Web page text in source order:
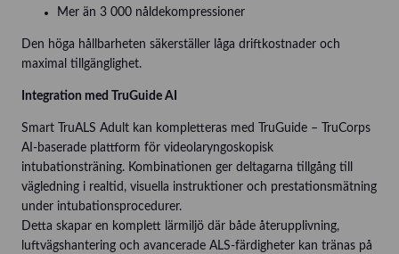
Mer än 3 000 nåldekompressioner
Den höga hållbarheten säkerställer låga driftkostnader och
maximal tillgänglighet.
Integration med TruGuide AI
Smart TruALS Adult kan kompletteras med TruGuide – TruCorps
AI-baserade plattform för videolaryngoskopisk
intubationsträning. Kombinationen ger deltagarna tillgång till
vägledning i realtid, visuella instruktioner och prestationsmätning
under intubationsprocedurer.
Detta skapar en komplett lärmiljö där både återupplivning,
luftvägshantering och avancerade ALS-färdigheter kan tränas på